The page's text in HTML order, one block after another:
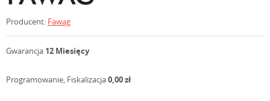
Producent: Fawag
Gwarancja 12 Miesięcy
Programowanie, Fiskalizacja0,00 zł